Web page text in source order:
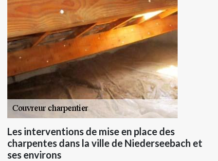
Les interventions de mise en place des
charpentes dans la ville de Niederseebach et
ses environs